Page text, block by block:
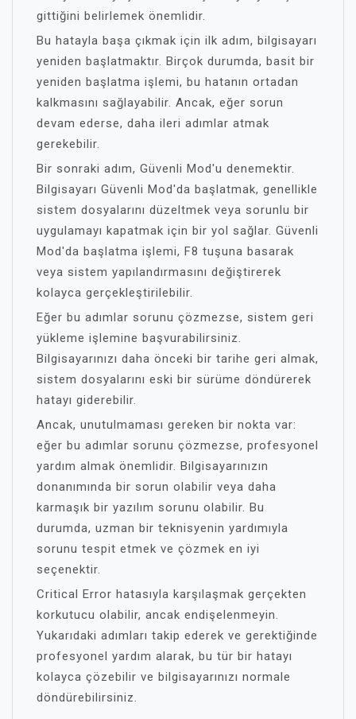
gittiğini belirlemek önemlidir.
Bu hatayla başa çıkmak için ilk adım, bilgisayarı
yeniden başlatmaktır. Birçok durumda, basit bir
yeniden başlatma işlemi, bu hatanın ortadan
kalkmasını sağlayabilir. Ancak, eğer sorun
devam ederse, daha ileri adımlar atmak
gerekebilir.
Bir sonraki adım, Güvenli Mod'u denemektir.
Bilgisayarı Güvenli Mod'da başlatmak, genellikle
sistem dosyalarını düzeltmek veya sorunlu bir
uygulamayı kapatmak için bir yol sağlar. Güvenli
Mod'da başlatma işlemi, F8 tuşuna basarak
veya sistem yapılandırmasını değiştirerek
kolayca gerçekleştirilebilir.
Eğer bu adımlar sorunu çözmezse, sistem geri
yükleme işlemine başvurabilirsiniz.
Bilgisayarınızı daha önceki bir tarihe geri almak,
sistem dosyalarını eski bir sürüme döndürerek
hatayı giderebilir.
Ancak, unutulmaması gereken bir nokta var:
eğer bu adımlar sorunu çözmezse, profesyonel
yardım almak önemlidir. Bilgisayarınızın
donanımında bir sorun olabilir veya daha
karmaşık bir yazılım sorunu olabilir. Bu
durumda, uzman bir teknisyenin yardımıyla
sorunu tespit etmek ve çözmek en iyi
seçenektir.
Critical Error hatasıyla karşılaşmak gerçekten
korkutucu olabilir, ancak endişelenmeyin.
Yukarıdaki adımları takip ederek ve gerektiğinde
profesyonel yardım alarak, bu tür bir hatayı
kolayca çözebilir ve bilgisayarınızı normale
döndürebilirsiniz.